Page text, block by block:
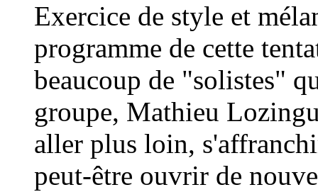
Exercice de style et
programme de cette
beaucoup de "solistes"
groupe, Mathieu
aller plus loin,
peut-être ouvrir de